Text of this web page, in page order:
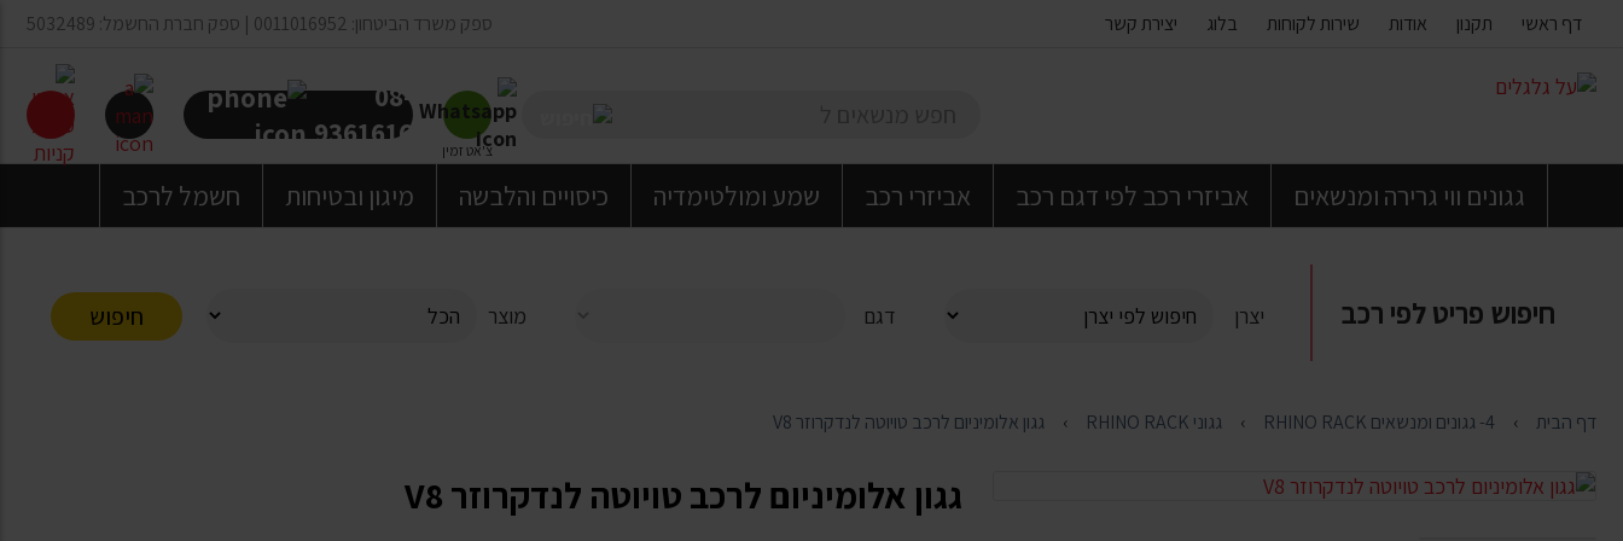
העמוד
דף ראשי תקנון אודות שירות לקוחות בלוג יצירת קשר ספק משרד הביטחון: 0011016952 | ספק חברת החשמל: 5032489
צ'אט זמין
08-
9361616
גגונים ווי גרירה ומנשאים אביזרי רכב לפי דגם רכב אביזרי רכב שמע ומולטימדיה כיסויים והלבשה מיגון ובטיחות חשמל לרכב
חיפוש פריט לפי רכב יצרן דגם מוצר חיפוש
דף הבית 4- גגונים ומנשאים RHINO RACK גגוני RHINO RACK גגון אלומיניום לרכב טויוטה לנדקרוזר V8
גגון אלומיניום לרכב טויוטה לנדקרוזר V8